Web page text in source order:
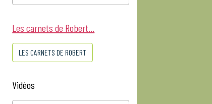
Les carnets de Robert...
LES CARNETS DE ROBERT
Vidéos